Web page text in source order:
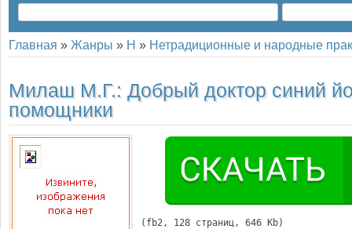
Главная » Жанры » Н » Нетрадиционные и народные
Милаш М.Г.: Добрый доктор синий
помощники
( fb2, 128 страниц, 646 Kb)